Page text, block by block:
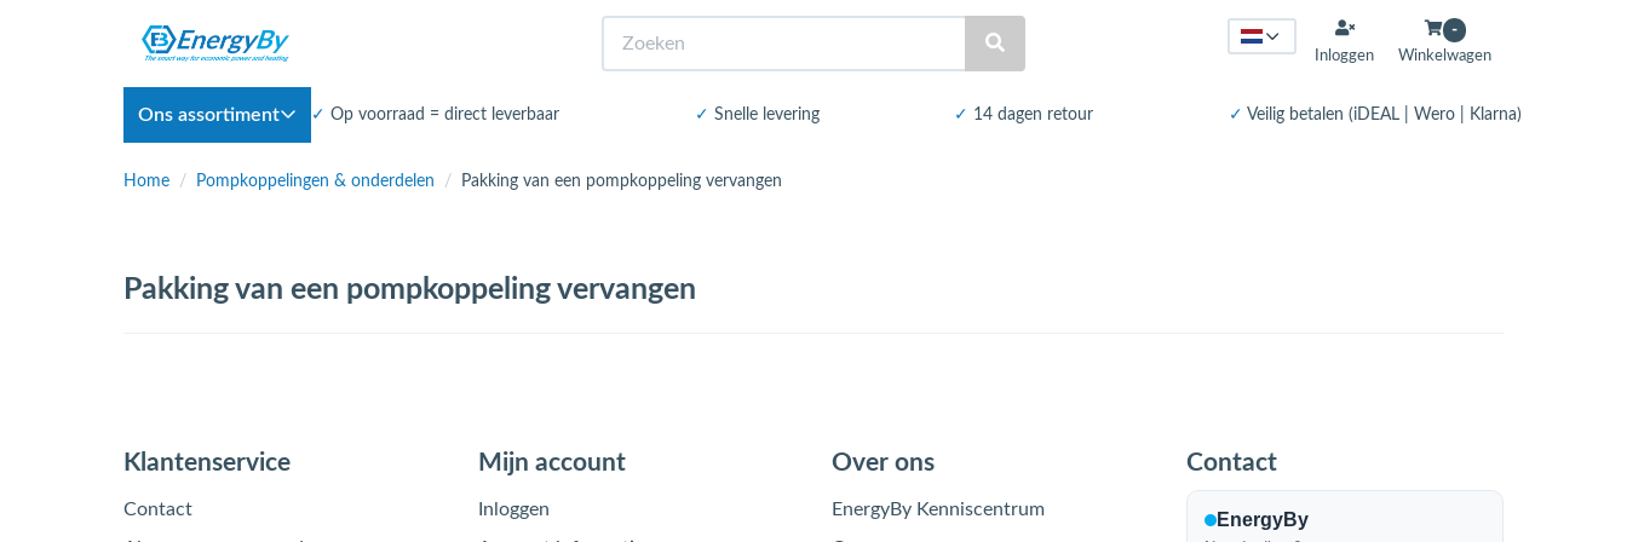
Inloggen
-
Winkelwagen
Ons assortiment ✓ Op voorraad = direct leverbaar ✓ Snelle levering ✓ 14 dagen retour ✓ Veilig betalen (iDEAL | Wero | Klarna)
Home / Pompkoppelingen & onderdelen / Pakking van een pompkoppeling vervangen
Pakking van een pompkoppeling vervangen
Klantenservice
Contact
Mijn account
Inloggen
Over ons
EnergyBy Kenniscentrum
Contact
EnergyBy